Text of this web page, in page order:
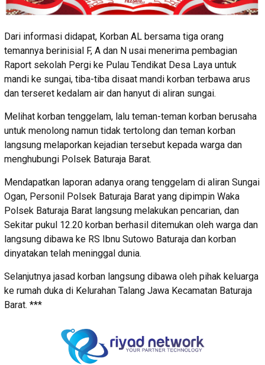
Dari informasi didapat, Korban AL bersama tiga orang
temannya berinisial F, A dan N usai menerima pembagian
Raport sekolah Pergi ke Pulau Tendikat Desa Laya untuk
mandi ke sungai, tiba-tiba disaat mandi korban terbawa arus
dan terseret kedalam air dan hanyut di aliran sungai.
Melihat korban tenggelam, lalu teman-teman korban berusaha
untuk menolong namun tidak tertolong dan teman korban
langsung melaporkan kejadian tersebut kepada warga dan
menghubungi Polsek Baturaja Barat.
Mendapatkan laporan adanya orang tenggelam di aliran Sungai
Ogan, Personil Polsek Baturaja Barat yang dipimpin Waka
Polsek Baturaja Barat langsung melakukan pencarian, dan
Sekitar pukul 12.20 korban berhasil ditemukan oleh warga dan
langsung dibawa ke RS Ibnu Sutowo Baturaja dan korban
dinyatakan telah meninggal dunia.
Selanjutnya jasad korban langsung dibawa oleh pihak keluarga
ke rumah duka di Kelurahan Talang Jawa Kecamatan Baturaja
Barat. ***